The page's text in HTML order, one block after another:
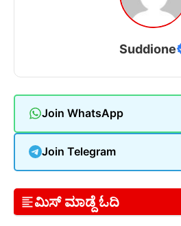
Suddione
Join WhatsApp
Join Telegram
ಮಿಸ್ ಮಾಡ್ದೆ ಓದಿ